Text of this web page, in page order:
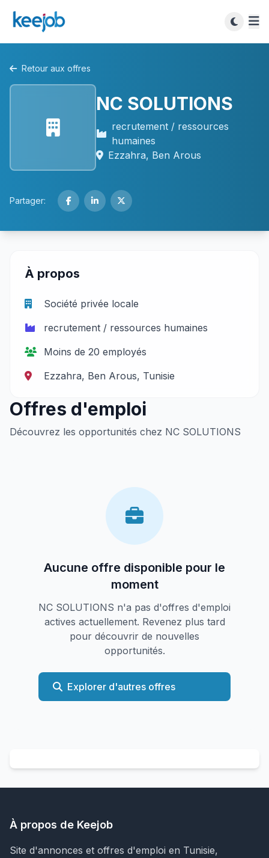
Retour aux offres
NC SOLUTIONS
recrutement / ressources
humaines
Ezzahra, Ben Arous
Partager:
À propos
Société privée locale
recrutement / ressources humaines
Moins de 20 employés
Ezzahra, Ben Arous, Tunisie
Offres d'emploi
Découvrez les opportunités chez NC SOLUTIONS
Aucune offre disponible pour le
moment
NC SOLUTIONS n'a pas d'offres d'emploi
actives actuellement. Revenez plus tard
pour découvrir de nouvelles
opportunités.
Explorer d'autres offres
À propos de Keejob
Site d'annonces et offres d'emploi en Tunisie,